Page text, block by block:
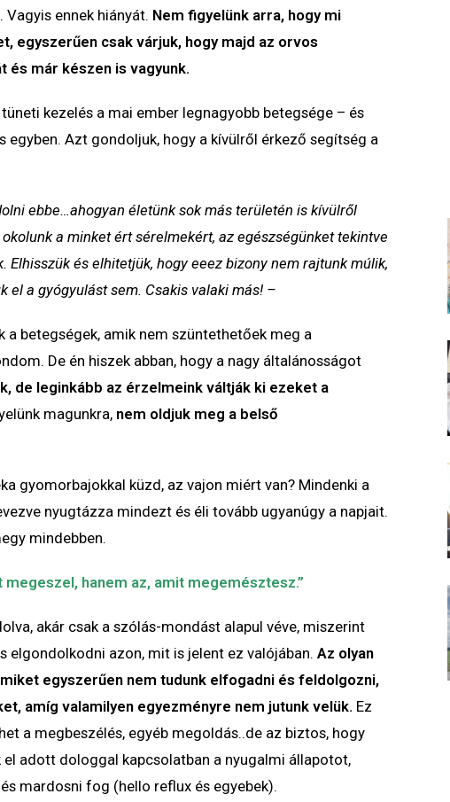
ennek hiányát. Nem figyelünk arra, hogy mi
egyszerűen csak várjuk, hogy majd az orvos
és már készen is vagyunk.
kezelés a mai ember legnagyobb betegsége – és
egyben. Azt gondoljuk, hogy a kívülről érkező segítség a
ebbe…ahogyan életünk sok más területén is kívülről
a minket ért sérelmekért, az egészségünket tekintve
és elhitetjük, hogy eeez bizony nem rajtunk múlik,
el a gyógyulást sem. Csakis valaki más! –
a betegségek, amik nem szüntethetőek meg a
De én hiszek abban, hogy a nagy általánosságot
de leginkább az érzelmeink váltják ki ezeket a
magunkra, nem oldjuk meg a belső
gyomorbajokkal küzd, az vajon miért van? Mindenki a
nyugtázza mindezt és éli tovább ugyanúgy a napjait.
mindebben.
megeszel, hanem az, amit megemésztesz.”
akár csak a szólás-mondást alapul véve, miszerint
elgondolkodni azon, mit is jelent ez valójában. Az olyan
egyszerűen nem tudunk elfogadni és feldolgozni,
amíg valamilyen egyezményre nem jutunk velük. Ez
a megbeszélés, egyéb megoldás..de az biztos, hogy
adott dologgal kapcsolatban a nyugalmi állapotot,
mardosni fog (hello reflux és egyebek).